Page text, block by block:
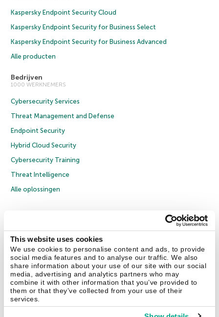
This website uses cookies
We use cookies to personalise content and ads, to provide
social media features and to analyse our traffic. We also
share information about your use of our site with our social
media, advertising and analytics partners who may
combine it with other information that you’ve provided to
them or that they’ve collected from your use of their
services.
Kaspersky Endpoint Security Cloud
Kaspersky Endpoint Security for Business Select
Kaspersky Endpoint Security for Business Advanced
Alle producten
Bedrijven
1000 WERKNEMERS
Cybersecurity Services
Threat Management and Defense
Endpoint Security
Hybrid Cloud Security
Cybersecurity Training
Threat Intelligence
Alle oplossingen
Privacybeleid
Licentieovereenkomst B2B
Cookies
Contact Us Over ons Partners Blog Resource Center
Persberichten
Vertrouwen in Kaspersky
Securelist Eugene Personal Blog